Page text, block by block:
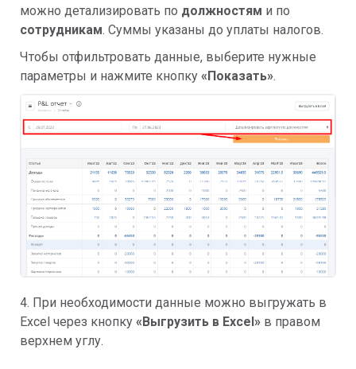
можно детализировать по должностям и по
сотрудникам. Суммы указаны до уплаты налогов.
Чтобы отфильтровать данные, выберите нужные
параметры и нажмите кнопку «Показать».
4. При необходимости данные можно выгружать в
Excel через кнопку «Выгрузить в Excel» в правом
верхнем углу.